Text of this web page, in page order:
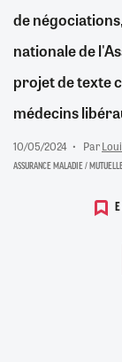
de
nationale de
projet de texte
médecins
10/05/2024 Par
ASSURANCE MALADIE /